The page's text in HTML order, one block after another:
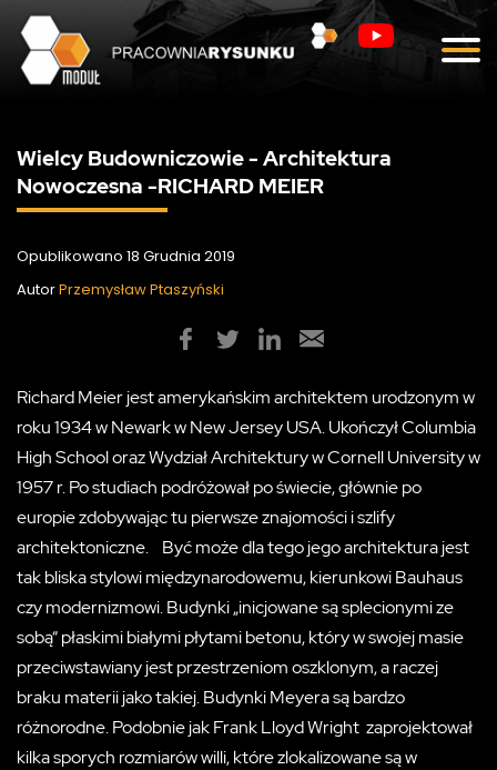
Kontakt
Wielcy Budowniczowie - Architektura
Nowoczesna -RICHARD MEIER
Opublikowano 18 Grudnia 2019
AutorPrzemysław Ptaszyński
Richard Meier jest amerykańskim architektem urodzonym w
roku 1934 w Newark w New Jersey USA. Ukończył Columbia
High School oraz Wydział Architektury w Cornell University w
1957 r. Po studiach podróżował po świecie, głównie po
europie zdobywając tu pierwsze znajomości i szlify
architektoniczne. Być może dla tego jego architektura jest
tak bliska stylowi międzynarodowemu, kierunkowi Bauhaus
czy modernizmowi. Budynki „inicjowane są splecionymi ze
sobą“ płaskimi białymi płytami betonu, który w swojej masie
przeciwstawiany jest przestrzeniom oszklonym, a raczej
braku materii jako takiej. Budynki Meyera są bardzo
różnorodne. Podobnie jak Frank Lloyd Wright zaprojektował
kilka sporych rozmiarów willi, które zlokalizowane są w